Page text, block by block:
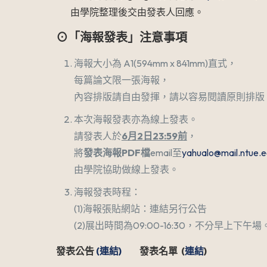
由學院整理後交由發表人回應。
⊙「海報發表」注意事項
海報大小為 A1(594mm x 841mm)直式，
每篇論文限一張海報，
內容排版請自由發揮，請以容易閱讀原則排版
本次海報發表亦為線上發表。
請發表人於6月 2 日 23:59前，
將發表海報PDF檔email至
由學院協助做線上發表。
海報發表時程：
(1)海報張貼網站：連結另行公告
(2)展出時間為09:00-16:30，不分早上下午場
發表公告 (連結)發表名單 (連結)